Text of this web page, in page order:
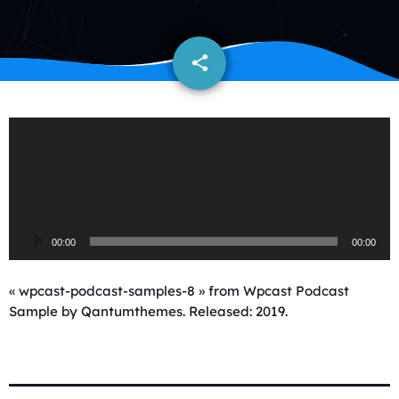
share
email
u
d
00:00 00:00
« wpcast-podcast-samples-8 » from Wpcast Podcast
Sample by Qantumthemes. Released: 2019.